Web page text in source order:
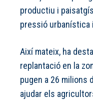
productiu i
pressió urbanística
Així mateix, ha
replantació en la
pugen a 26 milions
ajudar els